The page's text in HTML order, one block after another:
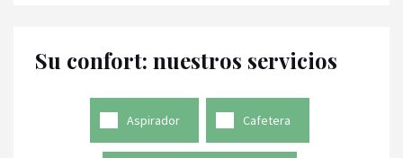
Su confort: nuestros servicios
Aspirador Cafetera